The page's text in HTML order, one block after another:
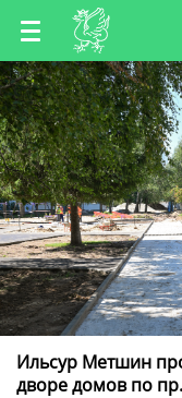
RU
EN
TT
Ильсур Метшин
дворе домов по